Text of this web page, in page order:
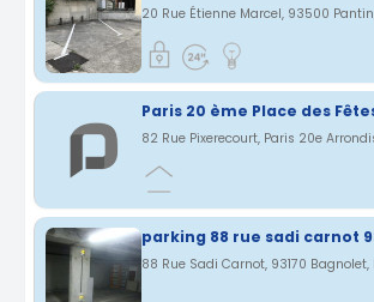
20 Rue Étienne Marcel, 93500 Pantin,
Paris 20 ème Place des
88 Rue Sadi Carnot, 93170 Bagnolet,